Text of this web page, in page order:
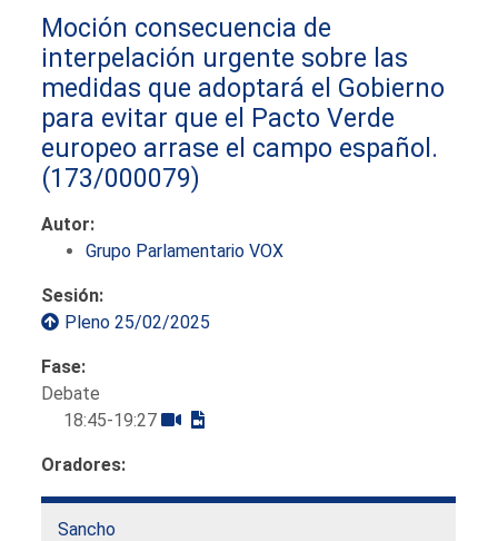
Moción consecuencia de
interpelación urgente sobre las
medidas que adoptará el Gobierno
para evitar que el Pacto Verde
europeo arrase el campo español.
(173/000079)
Autor:
Grupo Parlamentario VOX
Sesión:
Pleno 25/02/2025
Fase:
Debate
18:45-19:27
Oradores:
Sancho